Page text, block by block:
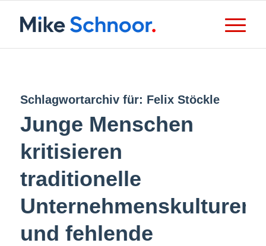
Schlagwortarchiv für: Felix Stöckle
Junge Menschen
kritisieren
traditionelle
Unternehmenskulturen
und fehlende